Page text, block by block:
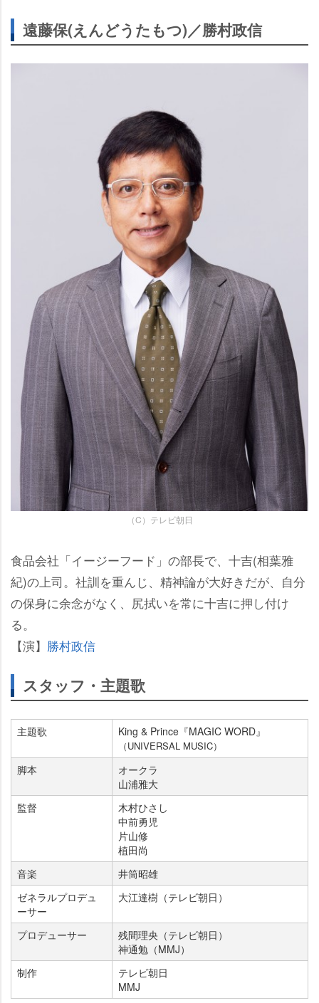
遠藤保(えんどうたもつ)／勝村政信
（C）テレビ朝日
食品会社「イージーフード」の部長で、十吉(相葉雅
紀)の上司。社訓を重んじ、精神論が大好きだが、自分
の保身に余念がなく、尻拭いを常に十吉に押し付け
る。
【演】 勝村政信
スタッフ・主題歌
主題歌 King & Prince『MAGIC WORD』
（UNIVERSAL MUSIC）
脚本
オークラ
山浦雅大
監督
木村ひさし
中前勇児
片山修
植田尚
音楽
井筒昭雄
ゼネラルプロデュ
ーサー
大江達樹（テレビ朝日）
プロデューサー
残間理央（テレビ朝日）
神通勉（MMJ）
制作
テレビ朝日
MMJ